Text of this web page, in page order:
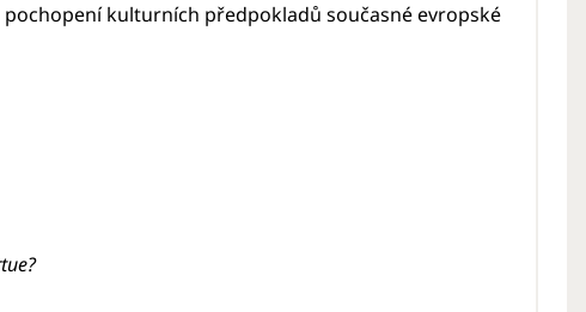
kulturních předpokladů současné evropské